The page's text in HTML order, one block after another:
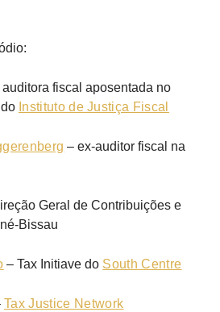
fiscal aposentada no
Instituto de Justiça Fiscal
– ex-auditor fiscal na
Geral de Contribuições e
Bissau
– Tax Initiave do South Centre
Tax Justice Network